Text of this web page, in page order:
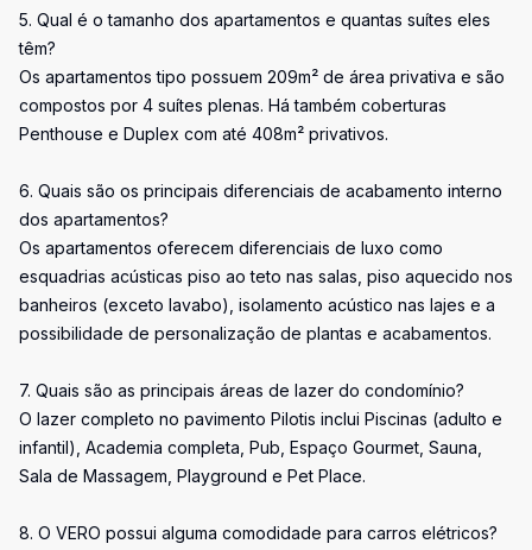
5. Qual é o tamanho dos apartamentos e quantas suítes eles
têm?
Os apartamentos tipo possuem 209m² de área privativa e são
compostos por 4 suítes plenas. Há também coberturas
Penthouse e Duplex com até 408m² privativos.
6. Quais são os principais diferenciais de acabamento interno
dos apartamentos?
Os apartamentos oferecem diferenciais de luxo como
esquadrias acústicas piso ao teto nas salas, piso aquecido nos
banheiros (exceto lavabo), isolamento acústico nas lajes e a
possibilidade de personalização de plantas e acabamentos.
7. Quais são as principais áreas de lazer do condomínio?
O lazer completo no pavimento Pilotis inclui Piscinas (adulto e
infantil), Academia completa, Pub, Espaço Gourmet, Sauna,
Sala de Massagem, Playground e Pet Place.
8. O VERO possui alguma comodidade para carros elétricos?